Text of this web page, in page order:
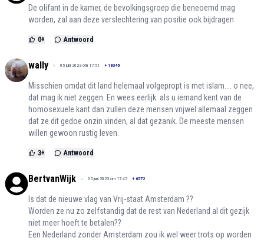
De olifant in de kamer, de bevolkingsgroep die beneoemd mag
worden, zal aan deze verslechtering van positie ook bijdragen
0+ Antwoord
wally 05 juni 2023 om 17:51 + 18346
Misschien omdat dit land helemaal volgepropt is met islam.... o nee,
dat mag ik niet zeggen. En wees eerlijk: als u iemand kent van de
homosexuele kant dan zullen deze mensen vrijwel allemaal zeggen
dat ze dit gedoe onzin vinden, al dat gezanik. De meeste mensen
willen gewoon rustig leven.
3+ Antwoord
BertvanWijk 05 juni 2023 om 17:45 + 6572
Is dat de nieuwe vlag van Vrij-staat Amsterdam ??
Worden ze nu zo zelfstandig dat de rest van Nederland al dit gezijk
niet meer hoeft te betalen??
Een Nederland zonder Amsterdam zou ik wel weer trots op worden